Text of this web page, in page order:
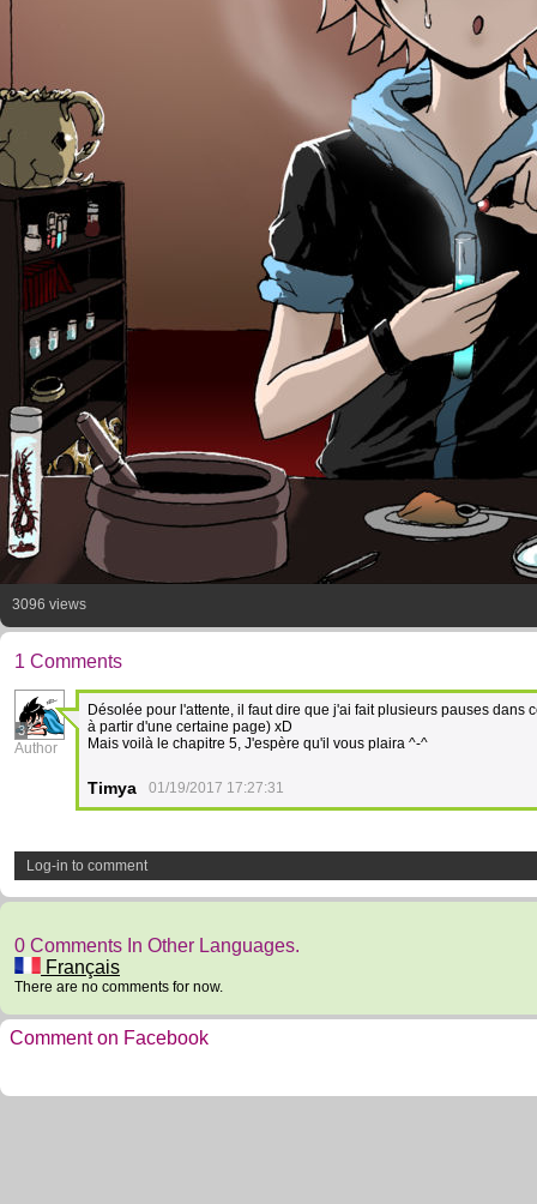
3096 views
1 Comments
3
Author
Désolée pour l'attente, il faut dire que j'ai fait plusieurs pauses
à partir d'une certaine page) xD
Mais voilà le chapitre 5, J'espère qu'il vous plaira ^-^
Timya 01/19/2017 17:27:31
Log-in to comment
0 Comments In Other Languages.
Français
There are no comments for now.
Comment on Facebook